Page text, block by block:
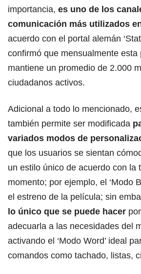
importancia, es uno de los
comunicación más utilizados
acuerdo con el portal alemán
confirmó que mensualmente esta
mantiene un promedio de 2.000
ciudadanos activos.
Adicional a todo lo mencionado,
también permite ser modificada
variados modos de
que los usuarios se sientan
un estilo único de acuerdo con la
momento; por ejemplo, el ‘Modo
el estreno de la película; sin
lo único que se puede hacer
adecuarla a las necesidades del
activando el ‘Modo Word’ ideal
comandos como tachado, listas,